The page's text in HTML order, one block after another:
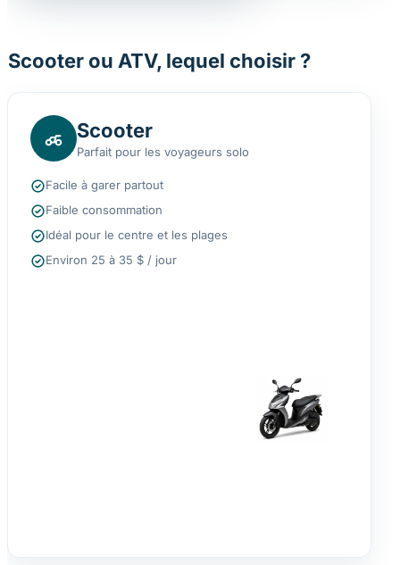
Scooter ou ATV, lequel choisir ?
Scooter
Parfait pour les voyageurs solo
Facile à garer partout
Faible consommation
Idéal pour le centre et les plages
Environ 25 à 35 $ / jour